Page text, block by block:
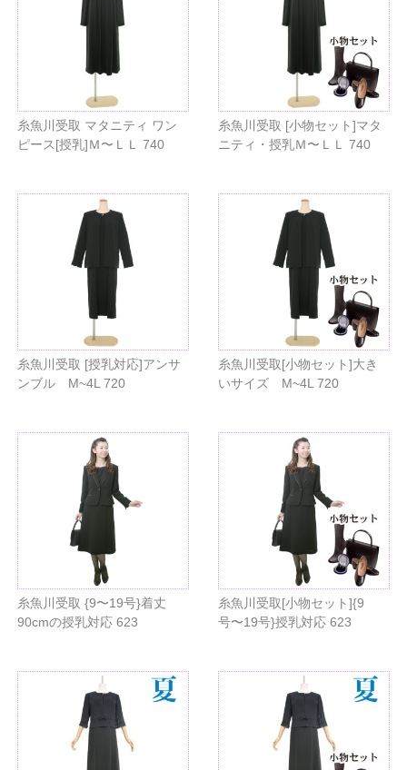
糸魚川受取 マタニティ ワン
ピース[授乳]Ｍ〜ＬＬ 740
糸魚川受取 [小物セット]マタ
ニティ・授乳Ｍ〜ＬＬ 740
糸魚川受取 [授乳対応]アンサ
ンブル M~4L 720
糸魚川受取[小物セット]大き
いサイズ M~4L 720
糸魚川受取 {9〜19号}着丈
90cmの授乳対応 623
糸魚川受取[小物セット]{9
号〜19号}授乳対応 623